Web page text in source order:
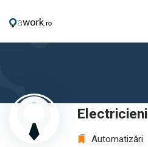
Electricieni
Automatizări